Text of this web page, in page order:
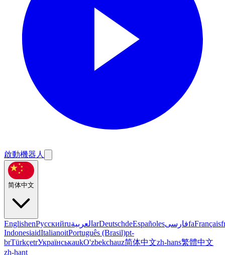
啟動機器人
简体中文
EnglishenРусскийruالعربية arDeutschdeEspañolesفارسیfaFrançais
IndonesiaidItalianoitPortuguês (Brasil)pt-
brTürkçetrУкраїнськаukO'zbekchauz简体中文zh-hans繁體中文
zh-hant